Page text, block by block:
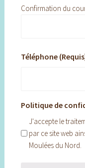
Confirmation du
Téléphone
Politique de
J'accepte le
par ce site web
Moulées du Nord.